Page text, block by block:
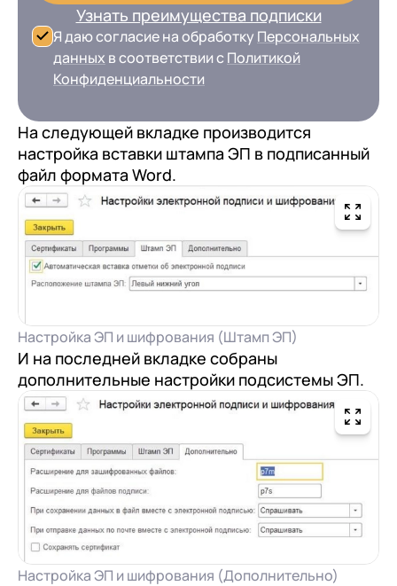
Узнать преимущества подписки
Я даю согласие на обработку Персональных
данных в соответствии сПолитикой
Конфиденциальности
На следующей вкладке производится
настройка вставки штампа ЭП в подписанный
файл формата Word.
Настройка ЭП и шифрования (Штамп ЭП)
И на последней вкладке собраны
дополнительные настройки подсистемы ЭП.
Настройка ЭП и шифрования (Дополнительно)